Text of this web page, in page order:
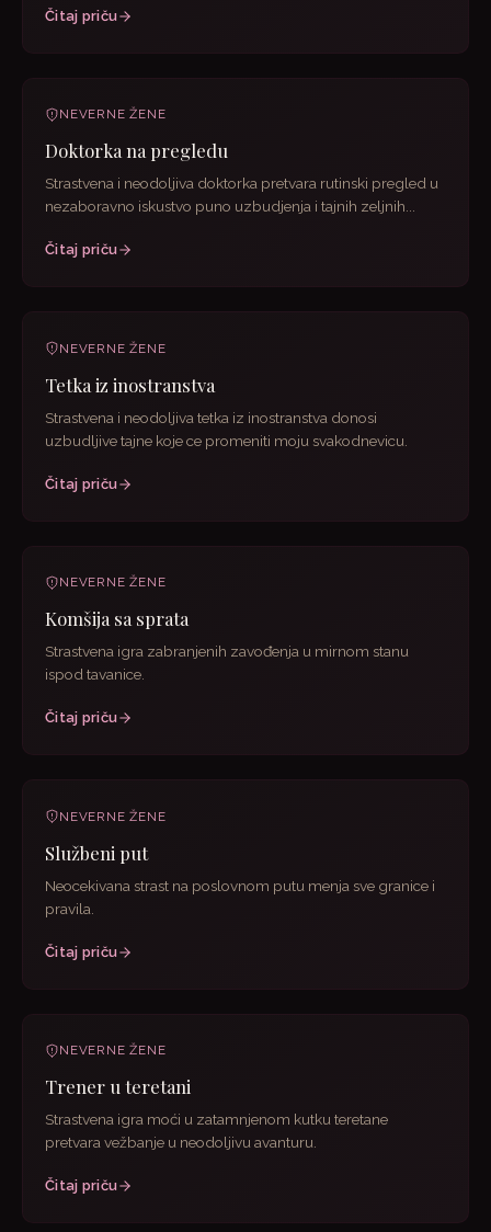
Čitaj priču
NEVERNE ŽENE
Doktorka na pregledu
Strastvena i neodoljiva doktorka pretvara rutinski pregled u
nezaboravno iskustvo puno uzbudjenja i tajnih zeljnih...
Čitaj priču
NEVERNE ŽENE
Tetka iz inostranstva
Strastvena i neodoljiva tetka iz inostranstva donosi
uzbudljive tajne koje ce promeniti moju svakodnevicu.
Čitaj priču
NEVERNE ŽENE
Komšija sa sprata
Strastvena igra zabranjenih zavođenja u mirnom stanu
ispod tavanice.
Čitaj priču
NEVERNE ŽENE
Službeni put
Neocekivana strast na poslovnom putu menja sve granice i
pravila.
Čitaj priču
NEVERNE ŽENE
Trener u teretani
Strastvena igra moći u zatamnjenom kutku teretane
pretvara vežbanje u neodoljivu avanturu.
Čitaj priču